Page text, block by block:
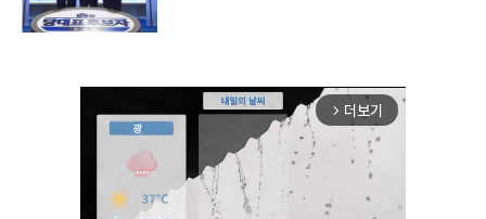
arrow_forward_ios 더보기